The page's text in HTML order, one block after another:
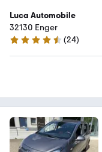
Luca Automobile
32130 Enger
4.7 Sterne
(24)